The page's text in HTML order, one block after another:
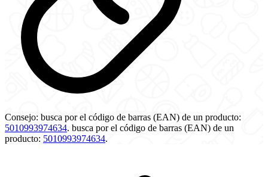
Consejo: busca por el código de barras (EAN) de un producto:
5010993974634. busca por el código de barras (EAN) de un
producto: 5010993974634.